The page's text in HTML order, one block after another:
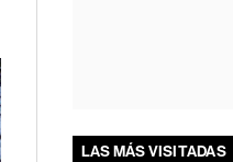
LAS MÁS VISITADAS